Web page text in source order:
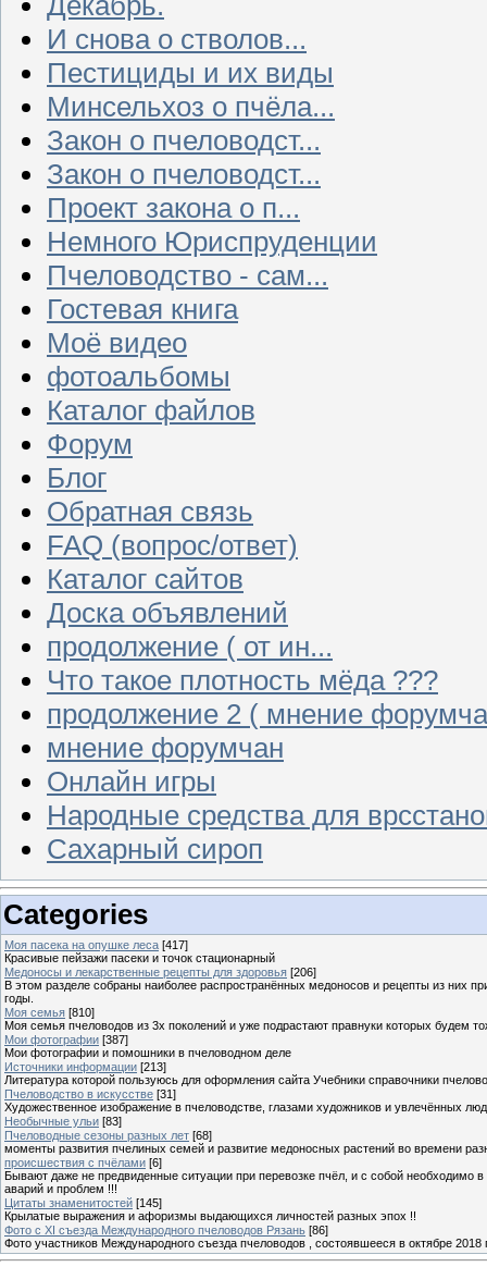
И снова о стволов...
Пестициды и их виды
Минсельхоз о пчёла...
Закон о пчеловодст...
Закон о пчеловодст...
Проект закона о п...
Немного Юриспруденции
Пчеловодство - сам...
Гостевая книга
Моё видео
фотоальбомы
Каталог файлов
Форум
Блог
Обратная связь
FAQ (вопрос/ответ)
Каталог сайтов
Доска объявлений
продолжение ( от ин...
Что такое плотность мёда ???
продолжение 2 ( мнение
мнение форумчан
Онлайн игры
Народные средства для
Сахарный сироп
Categories
Моя пасека на опушке леса [417]
Красивые пейзажи пасеки и точок стационарный
Медоносы и лекарственные рецепты для здоровья [206]
В этом разделе собраны наиболее распространённых медоносов и рецепты из них
годы.
Моя семья [810]
Моя семья пчеловодов из 3х поколений и уже подрастают правнуки которых будем
Мои фотографии [387]
Мои фотографии и помошники в пчеловодном деле
Источники информации [213]
Литература которой пользуюсь для оформления сайта Учебники справочники
Пчеловодство в искусстве [31]
Художественное изображение в пчеловодстве, глазами художников и увлечённых
Необычные ульи [83]
Пчеловодные сезоны разных лет [68]
моменты развития пчелиных семей и развитие медоносных растений во времени
происшествия с пчёлами [6]
Бывают даже не предвиденные ситуации при перевозке пчёл, и с собой необходимо
аварий и проблем !!!
Цитаты знаменитостей [145]
Крылатые выражения и афоризмы выдающихся личностей разных эпох !!
Фото с XI съезда Международного пчеловодов Рязань [86]
Фото участников Международного съезда пчеловодов , состоявшееся в октябре 2018